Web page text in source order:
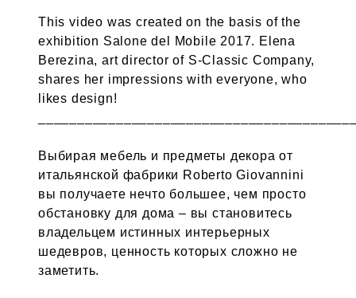
This video was created on the basis of the
exhibition Salone del Mobile 2017. Elena
Berezina, art director of S-Classic Company,
shares her impressions with everyone, who
likes design!
Выбирая мебель и предметы декора от
итальянской фабрики Roberto Giovannini
вы получаете нечто большее, чем просто
обстановку для дома – вы становитесь
владельцем истинных интерьерных
шедевров, ценность которых сложно не
заметить.